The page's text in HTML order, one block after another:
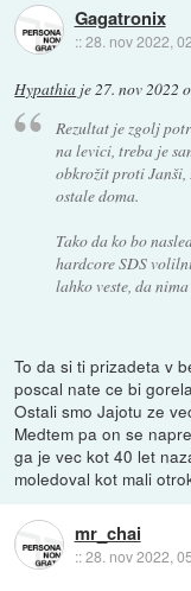
Gagatronix
::28. nov 2022,
Hypathia je27. nov 2022
Rezultat je zgolj
na levici, treba je
obkrožit proti Janši,
ostale doma.
Tako da ko bo
hardcore SDS
lahko veste, da
To da si ti prizadeta v
poscal nate ce bi
Ostali smo Jajotu ze
Medtem pa on se
ga je vec kot 40 let
moledoval kot mali
mr_chai
::28. nov 2022,